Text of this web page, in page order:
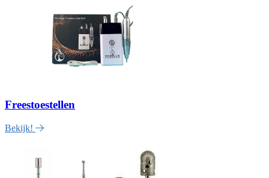
Freestoestellen
Bekijk!